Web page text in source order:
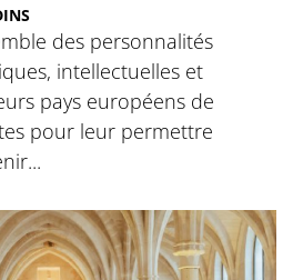
des personnalités
intellectuelles et
pays européens de
pour leur permettre